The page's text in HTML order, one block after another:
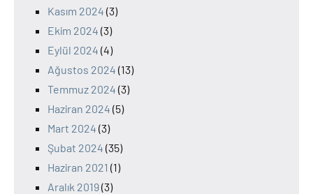
Kasım 2024 (3)
Ekim 2024 (3)
Eylül 2024 (4)
Ağustos 2024 (13)
Temmuz 2024 (3)
Haziran 2024 (5)
Mart 2024 (3)
Şubat 2024 (35)
Haziran 2021 (1)
Aralık 2019(3)